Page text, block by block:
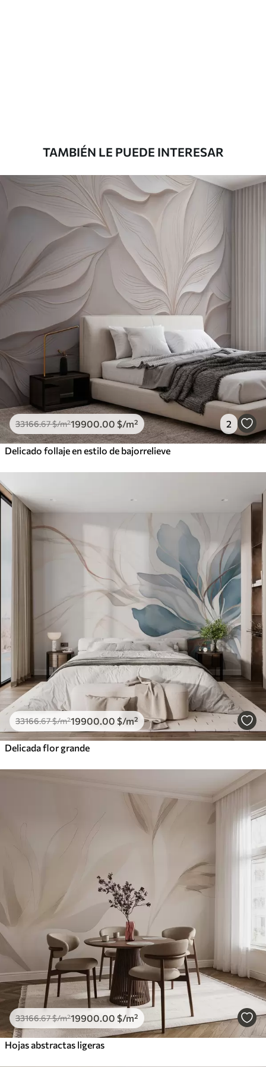
Vinilo Premium
43816.6726290.00$/m²
TAMBIÉN LE PUEDE INTERESAR
33166.67$/m²19900 .00 $/m² 2
Delicado follaje en estilo de bajorrelieve
33166.67$/m²19900 .00 $/m²
Delicada flor grande
33166.67$/m²19900 .00 $/m²
Hojas abstractas ligeras